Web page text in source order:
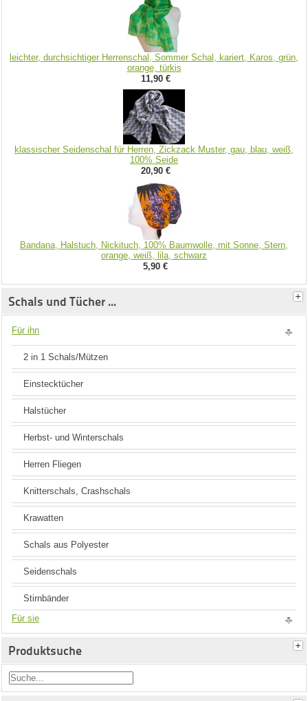
leichter, durchsichtiger Herrenschal, Sommer Schal, kariert, Karos, grün,
orange, türkis
11,90 €
klassischer Seidenschal für Herren, Zickzack Muster, gau, blau, weiß,
100% Seide
20,90 €
Bandana, Halstuch, Nickituch, 100% Baumwolle, mit Sonne, Stern,
orange, weiß, lila, schwarz
5,90 €
Schals und Tücher ...
Für ihn
2 in 1 Schals/Mützen
Einstecktücher
Halstücher
Herbst- und Winterschals
Herren Fliegen
Knitterschals, Crashschals
Krawatten
Schals aus Polyester
Seidenschals
Stirnbänder
Für sie
Produktsuche